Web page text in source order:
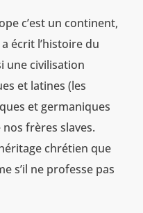
c’est un continent,
écrit l’histoire du
une civilisation
et latines (les
et germaniques
nos frères slaves.
chrétien que
s’il ne professe pas